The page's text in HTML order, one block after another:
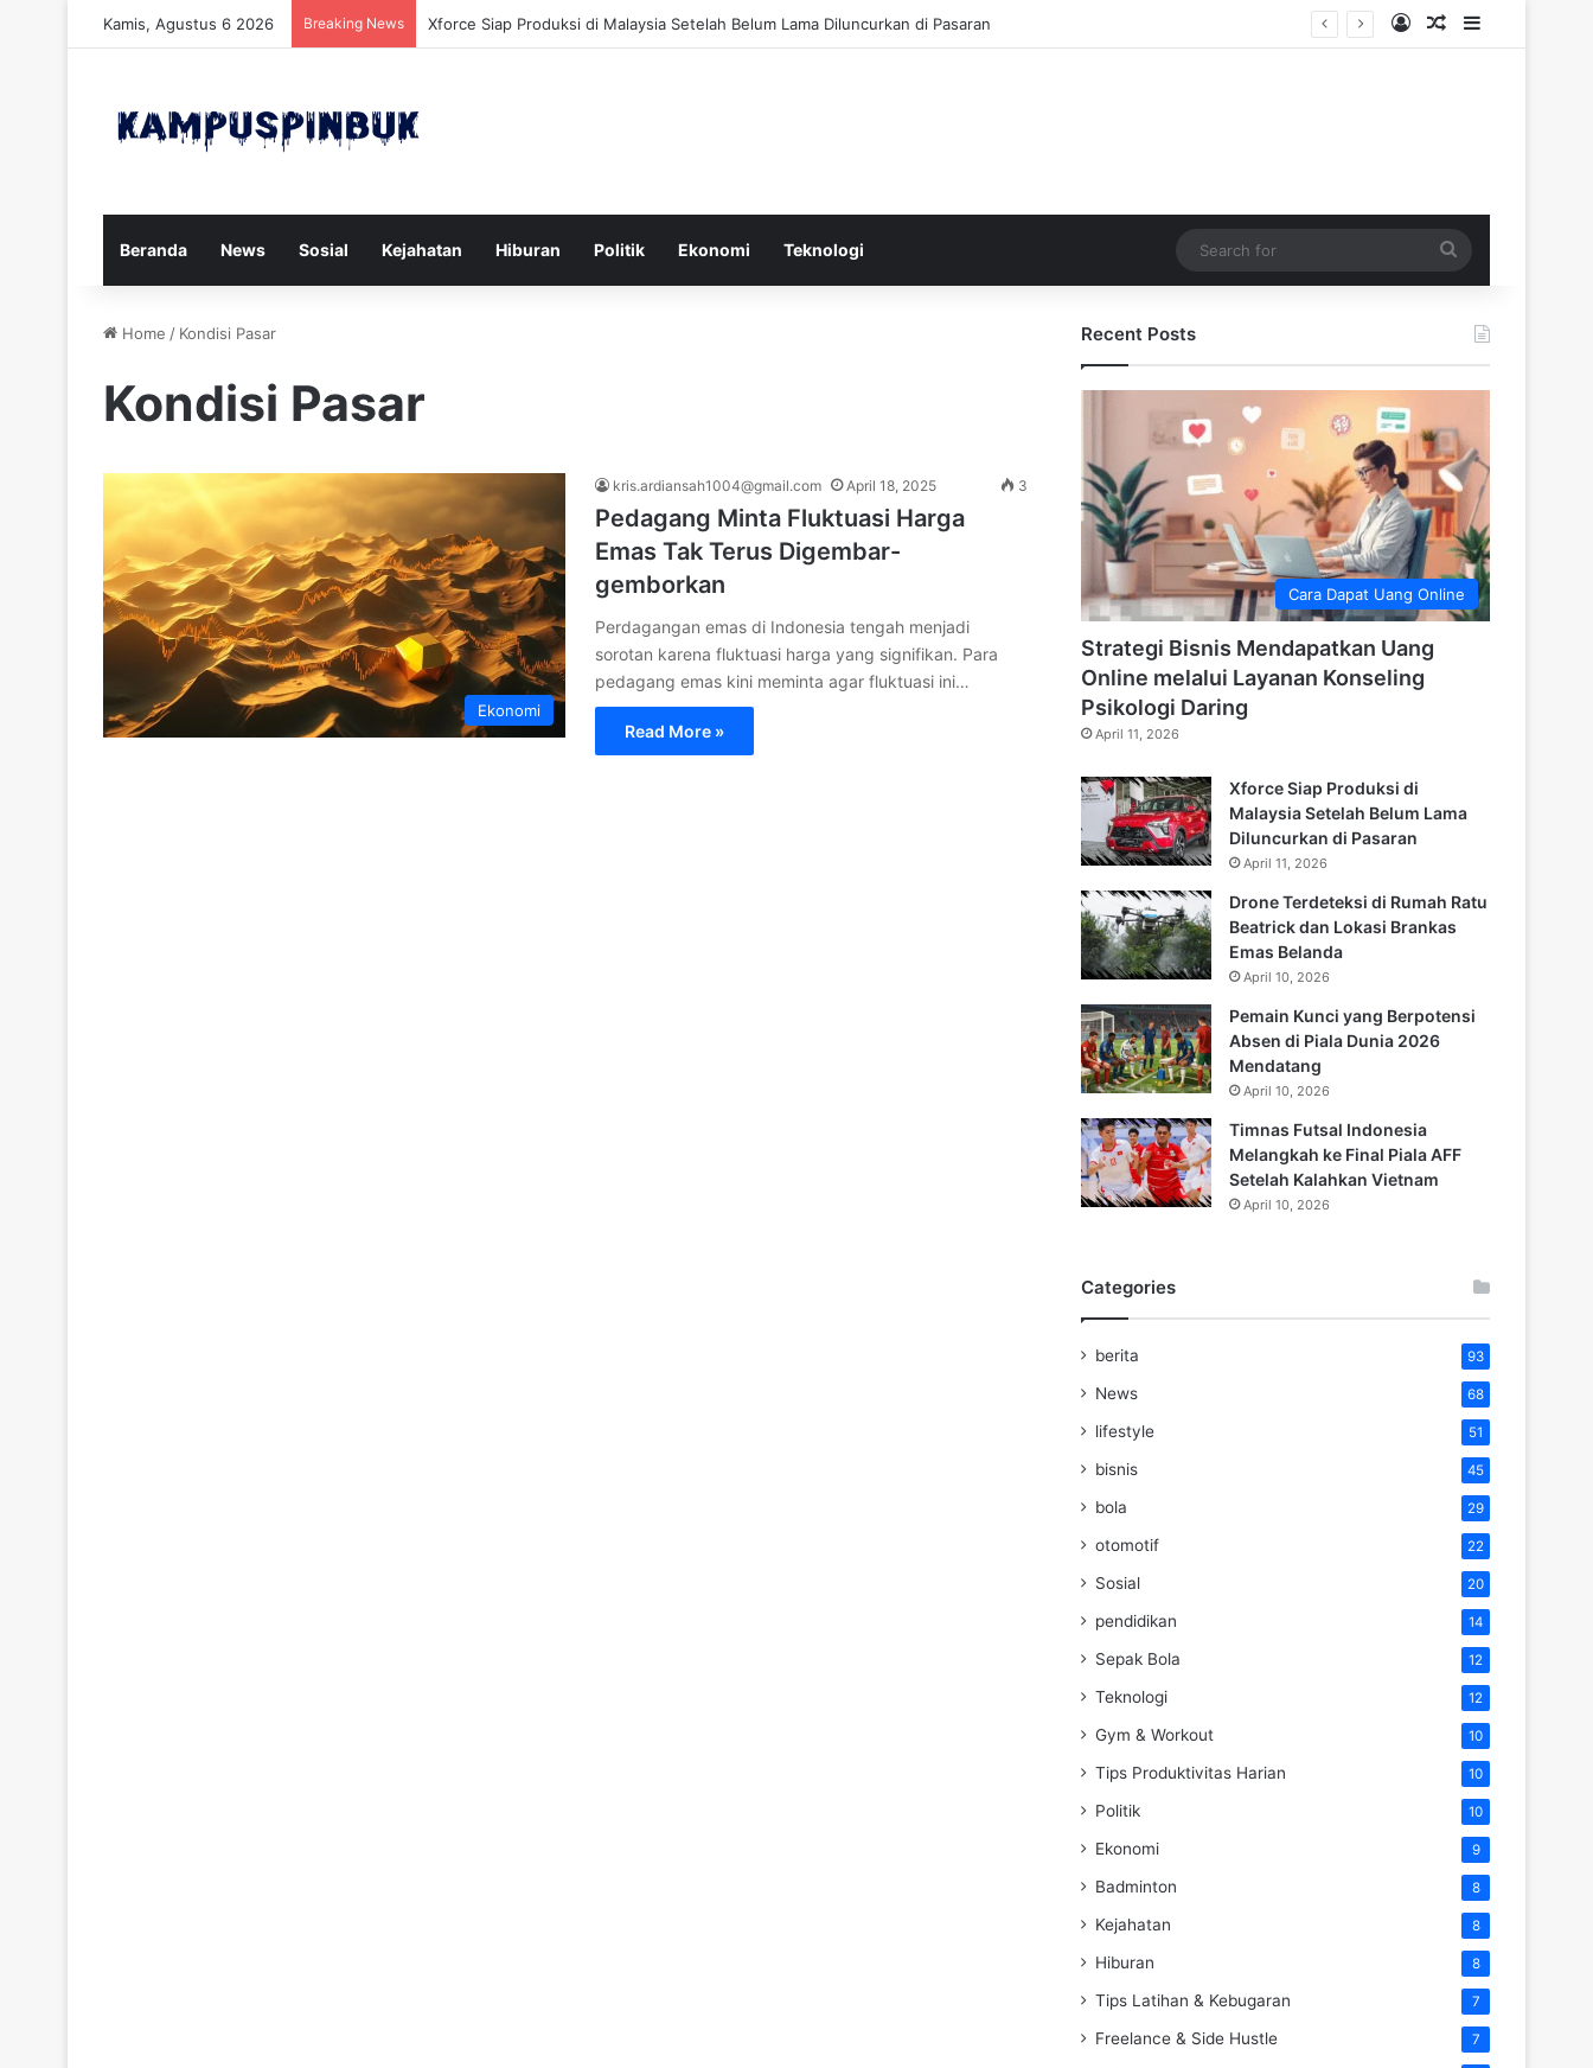
Kamis, Agustus 6 2026 Breaking News Drone Terdeteksi di Rumah Ratu Beatrick dan Lokasi Brankas Emas Belanda Log InRandom Article
Sidebar
Beranda News Sosial Kejahatan Hiburan Politik Ekonomi Teknologi
for
Home / Kondisi Pasar
Kondisi Pasar
Ekonomi
kris.ardiansah1004@gmail.com April 18, 2025 3
Pedagang Minta Fluktuasi Harga
Emas Tak Terus Digembar-
gemborkan
Perdagangan emas di Indonesia tengah menjadi
sorotan karena fluktuasi harga yang signifikan. Para
pedagang emas kini meminta agar fluktuasi ini…
Read More »
Recent Posts
Cara Dapat Uang Online
Strategi Bisnis Mendapatkan Uang
Online melalui Layanan Konseling
Psikologi Daring
April 11, 2026
Xforce Siap Produksi di
Malaysia Setelah Belum Lama
Diluncurkan di Pasaran
April 11, 2026
Drone Terdeteksi di Rumah Ratu
Beatrick dan Lokasi Brankas
Emas Belanda
April 10, 2026
Pemain Kunci yang Berpotensi
Absen di Piala Dunia 2026
Mendatang
April 10, 2026
Timnas Futsal Indonesia
Melangkah ke Final Piala AFF
Setelah Kalahkan Vietnam
April 10, 2026
Categories
berita 93
News 68
lifestyle 51
bisnis 45
bola 29
otomotif 22
Sosial 20
pendidikan 14
Sepak Bola 12
Teknologi 12
Gym & Workout 10
Tips Produktivitas Harian 10
Politik 10
Ekonomi 9
Badminton 8
Kejahatan 8
Hiburan 8
Tips Latihan & Kebugaran 7
Freelance & Side Hustle 7